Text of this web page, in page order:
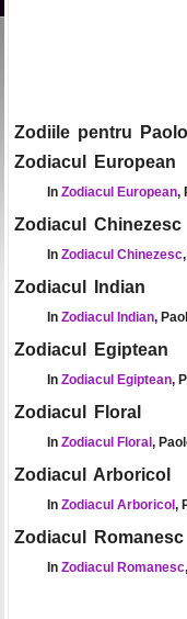
Zodiile pentru
Zodiacul European
In Zodiacul European,
Zodiacul Chinezesc
In Zodiacul Chinezesc
Zodiacul Indian
In Zodiacul Indian,
Zodiacul Egiptean
In Zodiacul Egiptean,
Zodiacul Floral
In Zodiacul Floral ,
Zodiacul Arboricol
In Zodiacul Arboricol ,
Zodiacul Romanesc
In Zodiacul Romanesc